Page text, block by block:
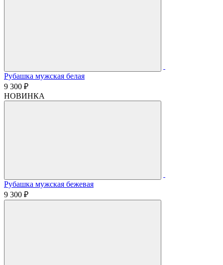
Рубашка мужская белая
9 300 ₽
НОВИНКА
Рубашка мужская бежевая
9 300 ₽